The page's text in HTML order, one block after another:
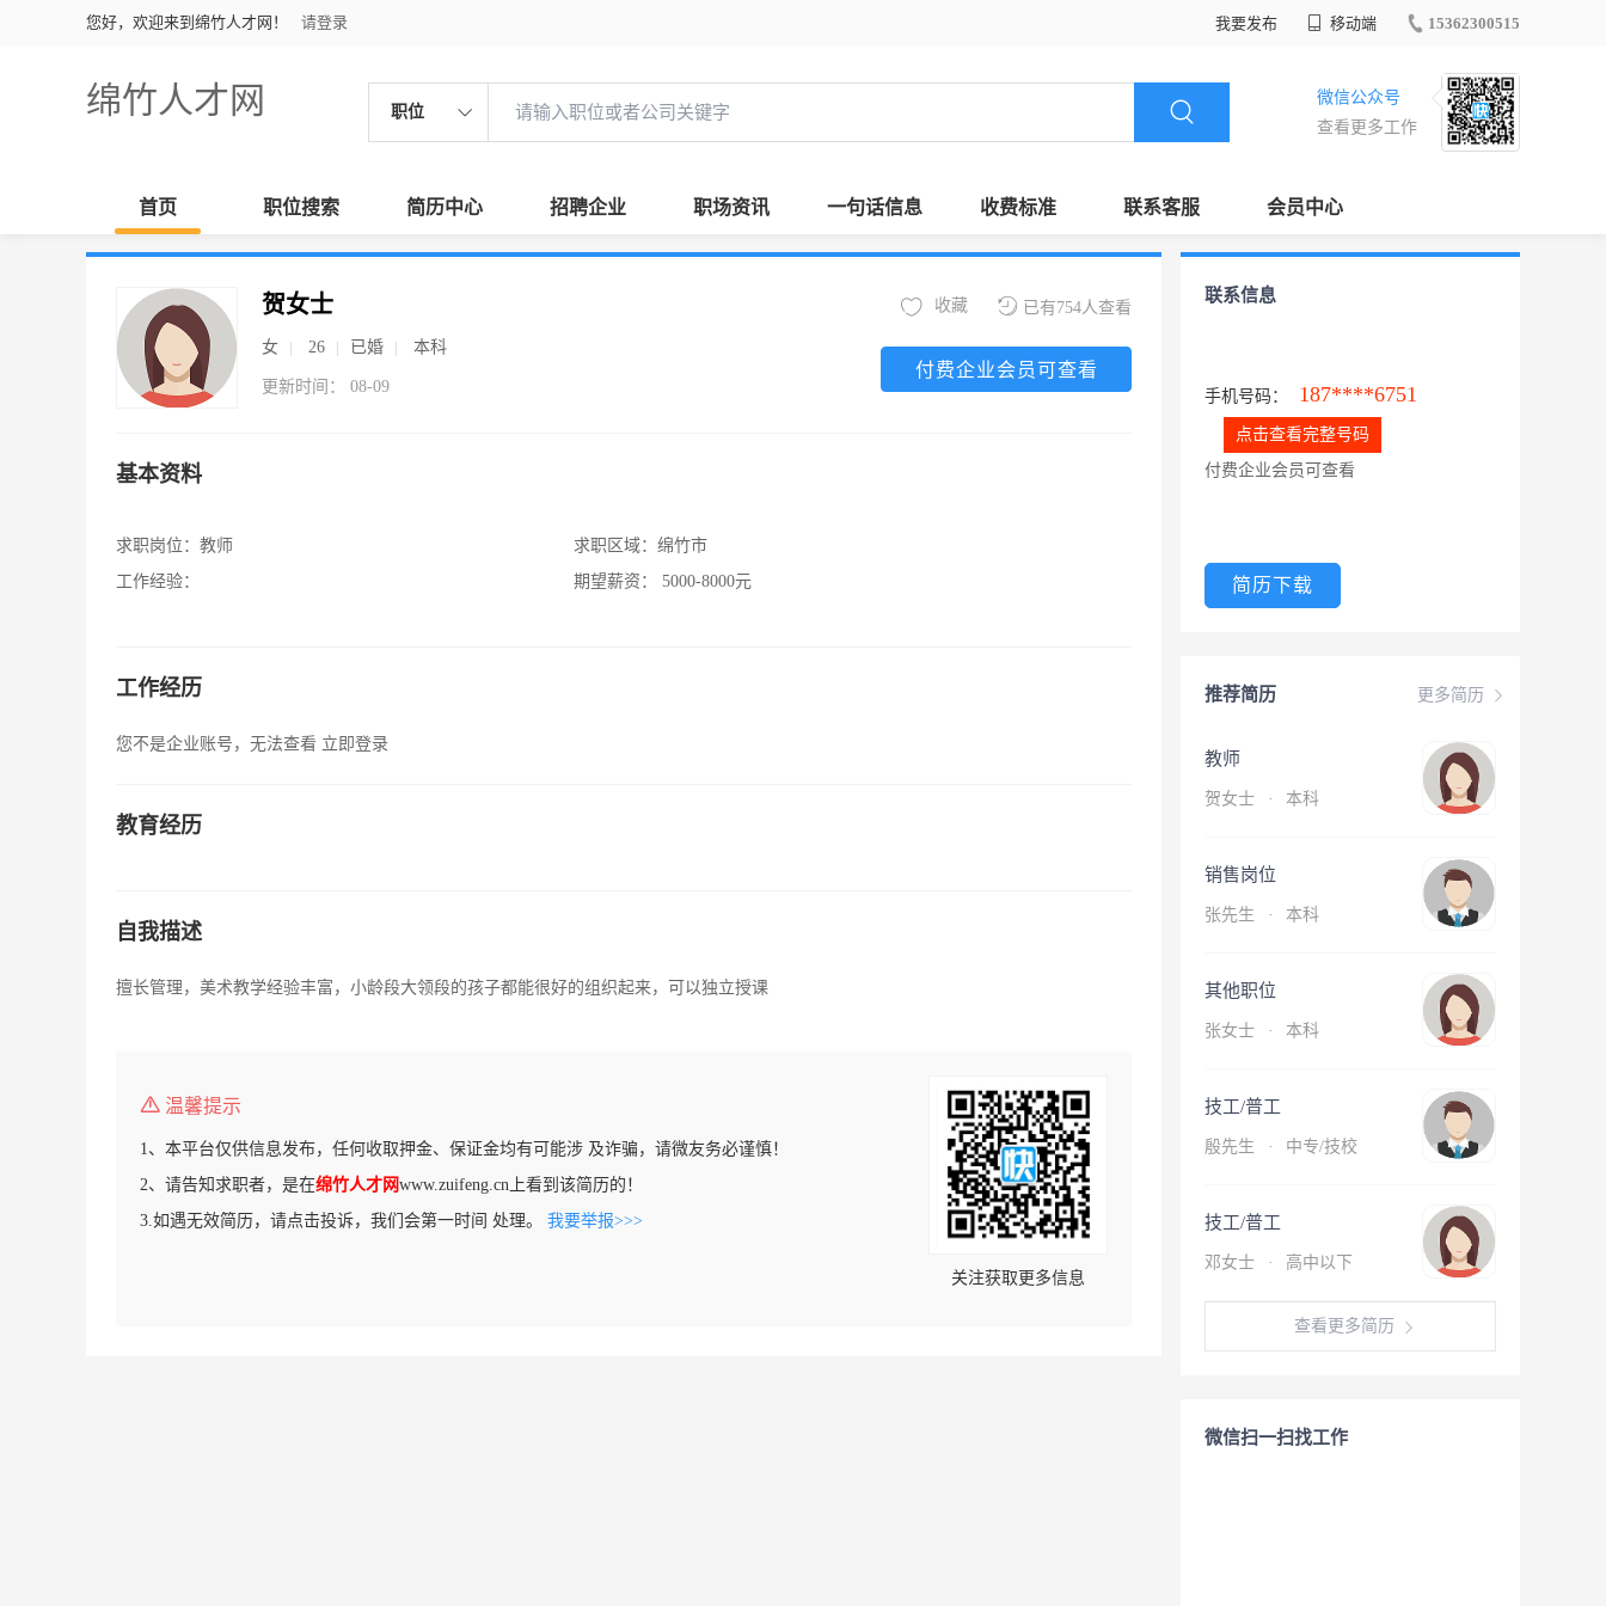
您好，欢迎来到绵竹人才网！ 请登录 我要发布 移动端 15362300515
绵竹人才网 职位
微信公众号
查看更多工作
首页 职位搜索 简历中心 招聘企业 职场资讯 一句话信息 收费标准 联系客服 会员中心
贺女士
女 26 已婚 本科
更新时间： 08-09
已有754人查看
收藏
付费企业会员可查看
基本资料
求职岗位： 教师
工作经验：
求职区域： 绵竹市
期望薪资：
5000-8000元
工作经历
您不是企业账号，无法查看 立即登录
教育经历
自我描述
擅长管理，美术教学经验丰富，小龄段大领段的孩子都能很好的组织起来，可以独立授课
温馨提示
1、本平台仅供信息发布，任何收取押金、保证金均有可能涉 及诈骗，请微友务必谨慎！
2、请告知求职者，是在绵竹人才网www.zuifeng.cn上看到该简历的！
3.如遇无效简历，请点击投诉，我们会第一时间 处理。 我要举报>>>
关注获取更多信息
联系信息
手机号码： 187****6751
点击查看完整号码
付费企业会员可查看
简历下载
更多简历
推荐简历
教师
贺女士 · 本科
销售岗位
张先生 · 本科
其他职位
张女士 · 本科
技工/普工
殷先生 · 中专/技校
技工/普工
邓女士 · 高中以下
查看更多简历
微信扫一扫找工作